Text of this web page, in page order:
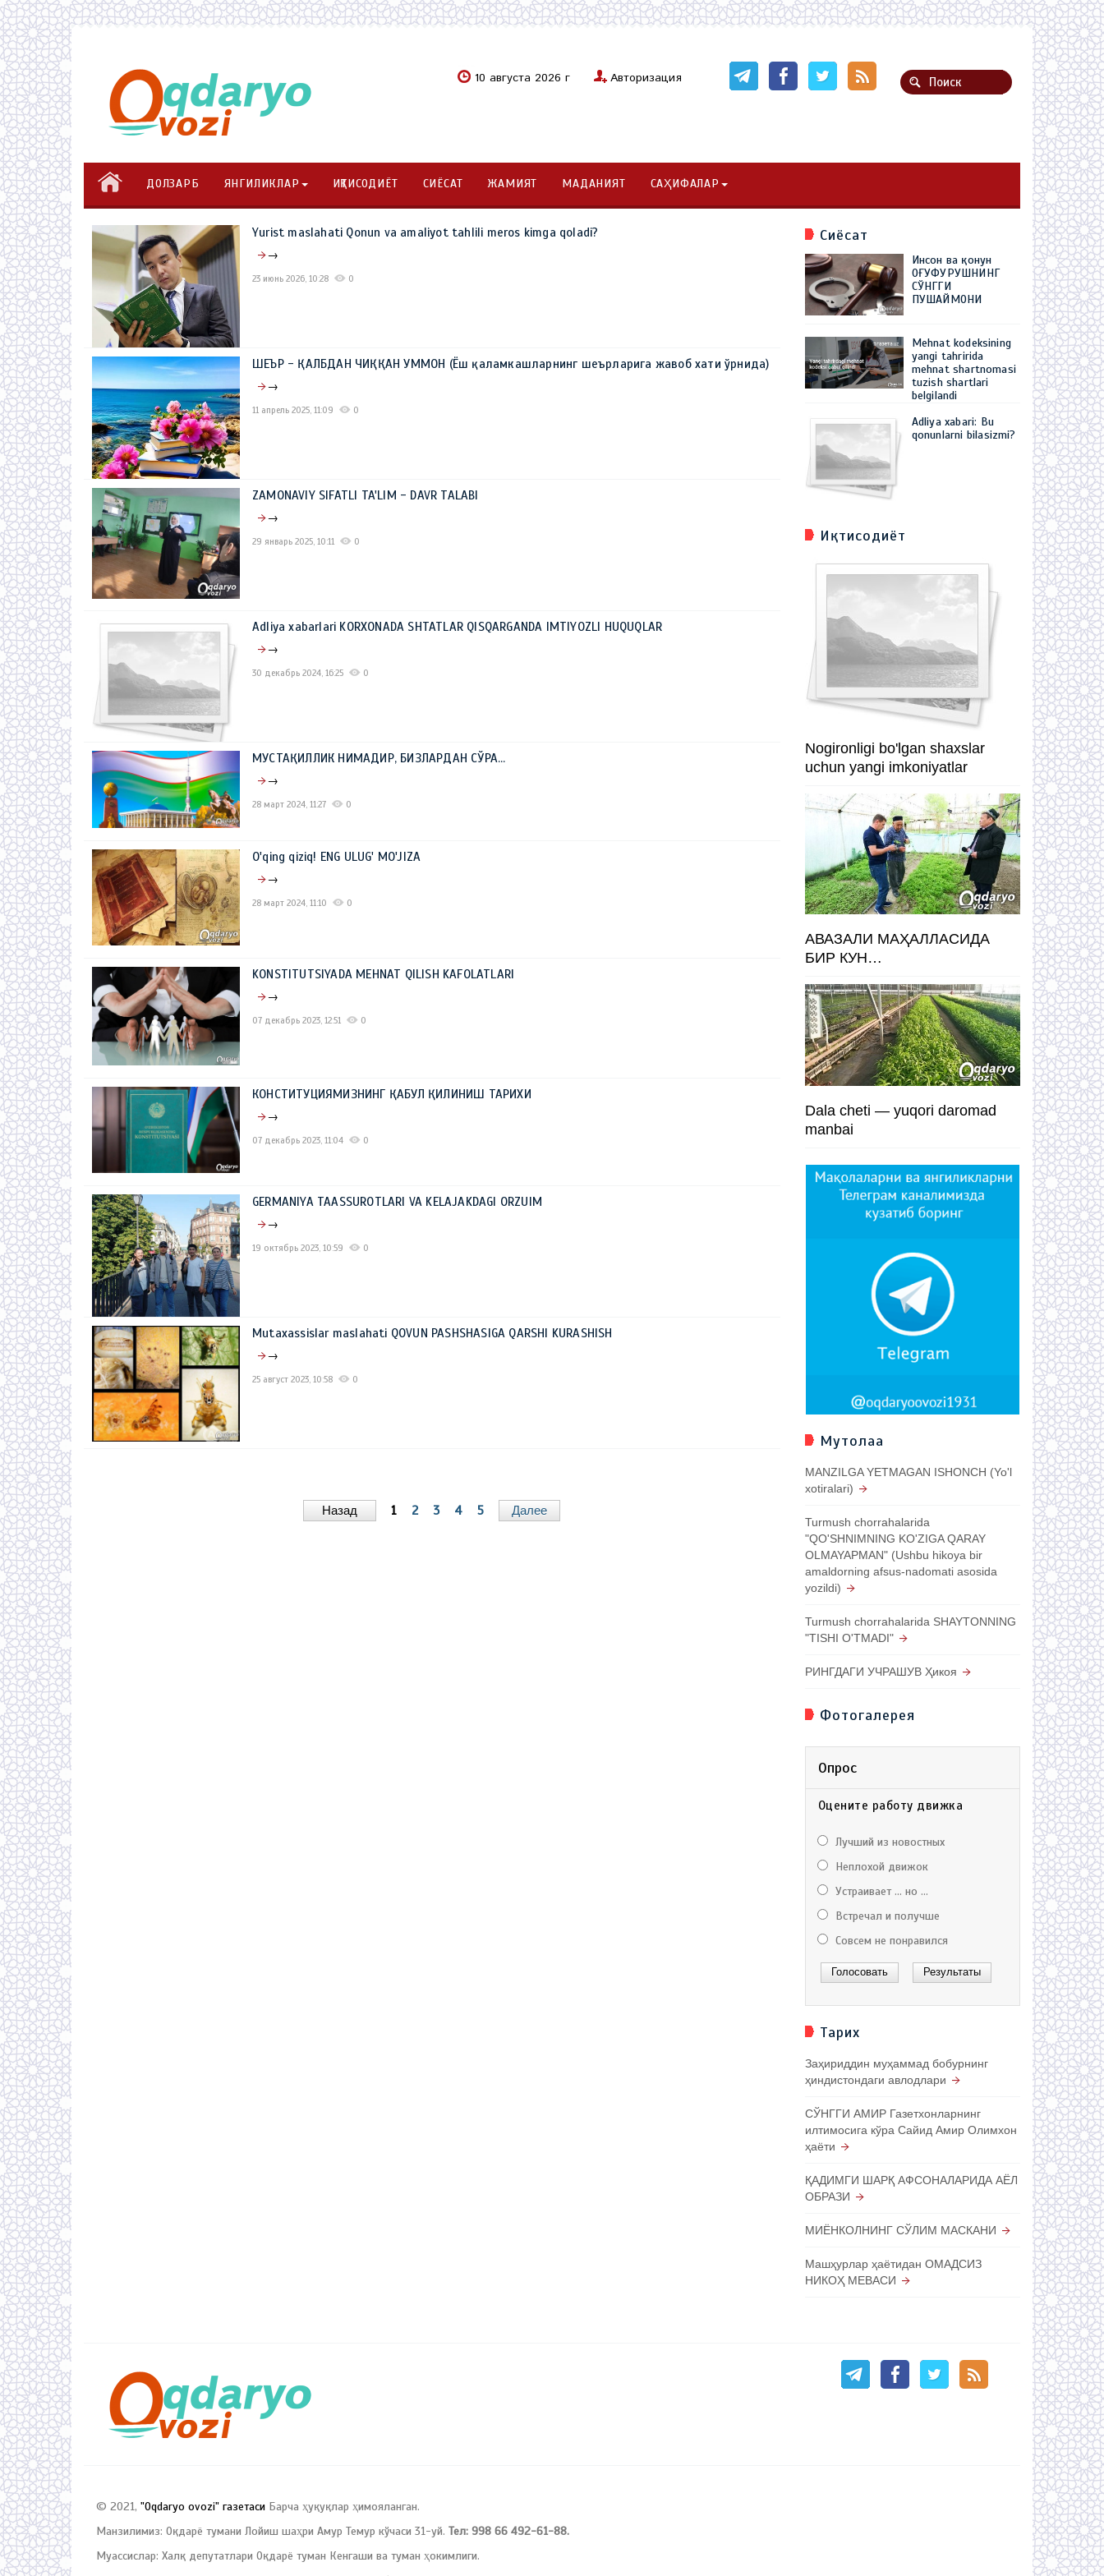
10 августа 2026 г Авторизация
ДОЛЗАРБ ЯНГИЛИКЛАР ИҚТИСОДИЁТ СИЁСАТ ЖАМИЯТ МАДАНИЯТ САҲИФАЛАР
Yurist maslahati Qonun va amaliyot tahlili meros kimga qoladi?
→
23 июнь 2026, 10:28 0
ШЕЪР - ҚАЛБДАН ЧИҚҚАН УММОН (Ёш қаламкашларнинг шеърларига жавоб хати ўрнида)
→
11 апрель 2025, 11:09 0
ZAMONAVIY SIFATLI TA'LIM - DAVR TALABI
→
29 январь 2025, 10:11 0
Adliya xabarlari KORXONADA SHTATLAR QISQARGANDA IMTIYOZLI HUQUQLAR
→
30 декабрь 2024, 16:25 0
МУСТАҚИЛЛИК НИМАДИР, БИЗЛАРДАН СЎРА…
→
28 март 2024, 11:27 0
O'qing qiziq! ENG ULUG' MO'JIZA
→
28 март 2024, 11:10 0
KONSTITUTSIYADA MEHNAT QILISH KAFOLATLARI
→
07 декабрь 2023, 12:51 0
КОНСТИТУЦИЯМИЗНИНГ ҚАБУЛ ҚИЛИНИШ ТАРИХИ
→
07 декабрь 2023, 11:04 0
GERMANIYA TAASSUROTLARI VA KELAJAKDAGI ORZUIM
→
19 октябрь 2023, 10:59 0
Mutaxassislar maslahati QOVUN PASHSHASIGA QARSHI KURASHISH
→
25 август 2023, 10:58 0
Назад 1 2 3 4 5 Далее
Сиёсат
Инсон ва қонун
ОҒУФУРУШНИНГ
СЎНГГИ
ПУШАЙМОНИ
Mehnat kodeksining
yangi tahririda
mehnat shartnomasi
tuzish shartlari
belgilandi
Adliya xabari: Bu
qonunlarni bilasizmi?
Иқтисодиёт
Nogironligi bo'lgan shaxslar
uchun yangi imkoniyatlar
АВАЗАЛИ МАҲАЛЛАСИДА
БИР КУН…
Dala cheti — yuqori daromad
manbai
Мутолаа
MANZILGA YETMAGAN ISHONCH (Yo'l
xotiralari)
Turmush chorrahalarida
"QO'SHNIMNING KO'ZIGA QARAY
OLMAYAPMAN" (Ushbu hikoya bir
amaldorning afsus-nadomati asosida
yozildi)
Turmush chorrahalarida SHAYTONNING
"TISHI O'TMADI"
РИНГДАГИ УЧРАШУВ Ҳикоя
Фотогалерея
Опрос
Оцените работу движка
Лучший из новостных
Неплохой движок
Устраивает ... но ...
Встречал и получше
Совсем не понравился
Тарих
Заҳириддин муҳаммад бобурнинг
ҳиндистондаги авлодлари
СЎНГГИ АМИР Газетхонларнинг
илтимосига кўра Сайид Амир Олимхон
ҳаёти
ҚАДИМГИ ШАРҚ АФСОНАЛАРИДА АЁЛ
ОБРАЗИ
МИЁНКОЛНИНГ СЎЛИМ МАСКАНИ
Машҳурлар ҳаётидан ОМАДСИЗ
НИКОҲ МЕВАСИ
© 2021, "Oqdaryo ovozi" газетаси Барча ҳуқуқлар ҳимояланган.
Манзилимиз: Оқдарё тумани Лойиш шаҳри Амур Темур кўчаси 31-уй. Тел: 998 66 492-61-88.
Муассислар: Халқ депутатлари Оқдарё туман Кенгаши ва туман ҳокимлиги.